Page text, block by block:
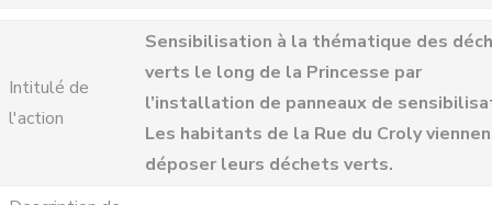
Intitulé de
l'action
Sensibilisation à la thématique des
verts le long de la Princesse par
l’installation de panneaux de
Les habitants de la Rue du Croly
déposer leurs déchets verts.